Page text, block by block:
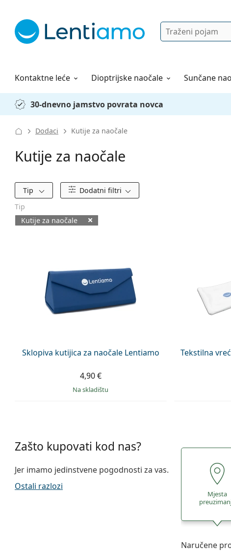
Pretraga
Kontaktne leće
Otopine za leće Dioptrijske naočale Sunčane
Sve o kupovini
30-dnevno jamstvo povrata novca
Dodaci Kutije za naočale
Kutije za naočale
Filtri
Tip Dodatni filtri
Tip
Kutije za naočale
Sklopiva kutijica za naočale Lentiamo
4,90 €
na skladištu
Tekstilna
Zašto kupovati kod nas?
Jer imamo jedinstvene pogodnosti za vas.
Ostali razlozi
Mjesta
Naručene